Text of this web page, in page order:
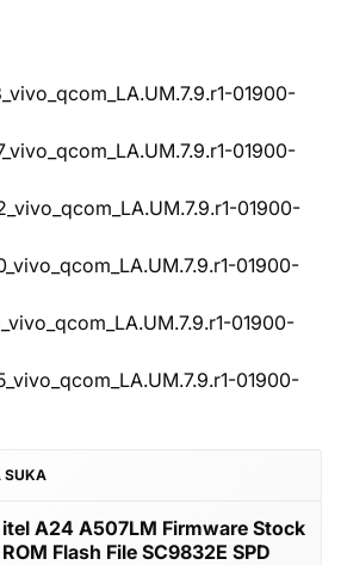
01900-
01900-
01900-
01900-
01900-
01900-
SUKA
itel A24 A507LM Firmware Stock
ROM Flash File SC9832E SPD